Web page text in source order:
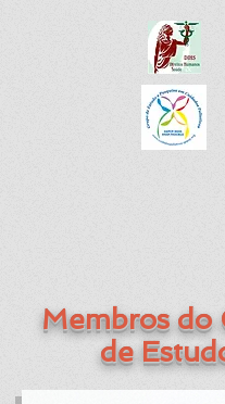
Membros do
de